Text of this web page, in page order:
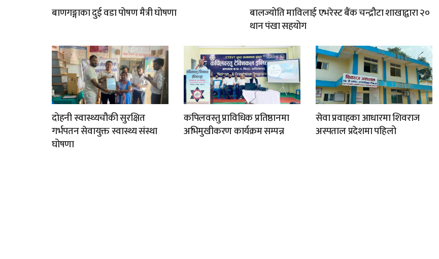
बाणगङ्गाका दुई वडा पोषण मैत्री घोषणा
बालज्योति माविलाई एभरेस्ट बैंक चन्द्रौटा शाखाद्वारा २०
थान पंखा सहयोग
दोहनी स्वास्थ्यचौकी सुरक्षित
गर्भपतन सेवायुक्त स्वास्थ्य संस्था
घोषणा
कपिलवस्तु प्राविधिक प्रतिष्ठानमा
अभिमुखीकरण कार्यक्रम सम्पन्न
सेवा प्रवाहका आधारमा शिवराज
अस्पताल प्रदेशमा पहिलो